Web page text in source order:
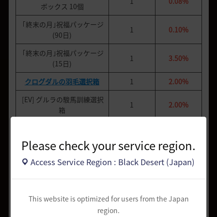
Please check your service region.
Access Service Region : Black Desert (Japan)
This website is optimized for users from the Japan
region.
ボックス 10個
｢終末の月｣祝福パッケージ
(90日)
1 0.10%
｢終末の月｣祝福パッケージ
(15日)
1 3.50%
クログダルの羽毛選択箱 1
2.00%
[EV] グルラの駿馬訓練選択
箱
1 2.00%
ヴォルクスの助言(+130)
1
2.75%
[EV] 武器、衣装プレミアム
5.00%
[EV] 武器、衣装クラシック